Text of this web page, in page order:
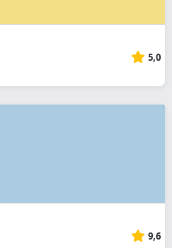
5,0
9,6